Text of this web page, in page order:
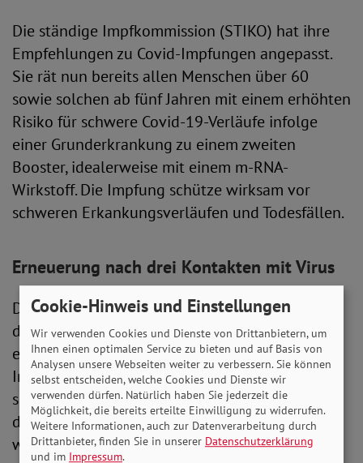
Die ständige Impfkommission (STIKO) hat ihre
Empfehlungen zu Covid-Impfungen angepasst.
Sie rät nun bereits allen Menschen über 60
sowie solchen ab fünf Jahren mit einem erhöhten
Risiko für schwere Covid-19-Verläufe infolge
einer Grunderkrankung zu einem zweiten
Booster, idealerweise mit einem m-RNA-
Wirkstoff. Die Impfung schütze wirksam vor
schweren Erkankungsverläufen und Todesfällen.
Erneuerung nach drei Kontakten mit Virus
Die Empfehlung gilt für Personen, die bereits
dreimal geimpft oder zweimal geimpft und
einmal mit Corona infiziert waren. Die letzte
Impfung oder Infektion sollte dabei mindestens
sechs Monate zurückliegen. In Einzelfällen kann
diese Zeitspanne auf vier Monate verkürzt
werden.
Cookie-Hinweis und Einstellungen
Wir verwenden Cookies und Dienste von Drittanbietern, um
Ihnen einen optimalen Service zu bieten und auf Basis von
Analysen unsere Webseiten weiter zu verbessern. Sie können
selbst entscheiden, welche Cookies und Dienste wir
verwenden dürfen. Natürlich haben Sie jederzeit die
Möglichkeit, die bereits erteilte Einwilligung zu widerrufen.
Weitere Informationen, auch zur Datenverarbeitung durch
Drittanbieter, finden Sie in unserer Datenschutzerklärung
und im Impressum.